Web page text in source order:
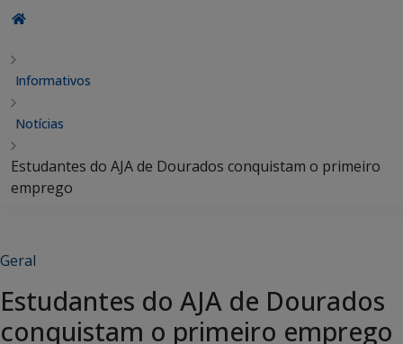
Informativos
Notícias
Estudantes do AJA de Dourados conquistam o primeiro
emprego
Geral
Estudantes do AJA de Dourados
conquistam o primeiro emprego